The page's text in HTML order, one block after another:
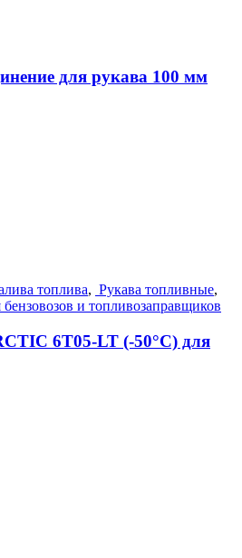
для рукава 100 мм
топлива, Рукава топливные,
и топливозаправщиков
6T05-LT (-50°C) для